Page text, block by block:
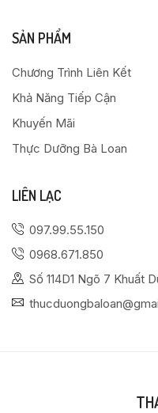
SẢN PHẨM
Chương Trình Liên Kết
Khả Năng Tiếp Cận
Khuyến Mãi
Thực Dưỡng Bà Loan
LIÊN LẠC
097.99.55.150
0968.671.850
Số 114D1 Ngõ 7 Khuất